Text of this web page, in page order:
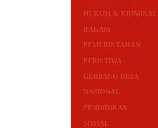
HUKUM & KRIMINAL
RAGAM
PEMERINTAHAN
PERISTIWA
GERBANG DESA
NASIONAL
PENDIDIKAN
SOSIAL